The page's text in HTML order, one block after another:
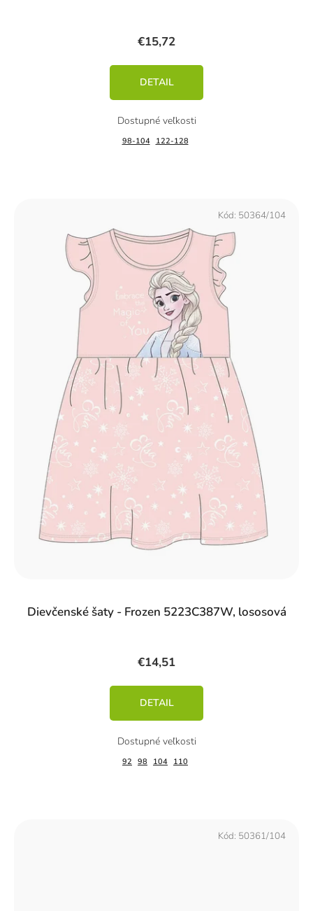
€15,72
DETAIL
98-104 122-128
Dievčenské šaty - Frozen 5223C387W, lososová
€14,51
DETAIL
92 98 104 110
Kód: 50364/104
Kód: 50361/104